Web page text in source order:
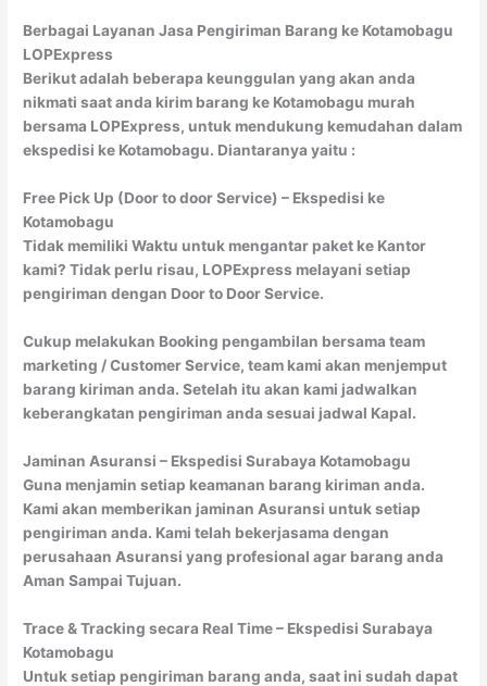
Berbagai Layanan Jasa Pengiriman Barang ke Kotamobagu
LOPExpress
Berikut adalah beberapa keunggulan yang akan anda
nikmati saat anda kirim barang ke Kotamobagu murah
bersama LOPExpress, untuk mendukung kemudahan dalam
ekspedisi ke Kotamobagu. Diantaranya yaitu :
Free Pick Up (Door to door Service) – Ekspedisi ke
Kotamobagu
Tidak memiliki Waktu untuk mengantar paket ke Kantor
kami? Tidak perlu risau, LOPExpress melayani setiap
pengiriman dengan Door to Door Service.
Cukup melakukan Booking pengambilan bersama team
marketing / Customer Service, team kami akan menjemput
barang kiriman anda. Setelah itu akan kami jadwalkan
keberangkatan pengiriman anda sesuai jadwal Kapal.
Jaminan Asuransi – Ekspedisi Surabaya Kotamobagu
Guna menjamin setiap keamanan barang kiriman anda.
Kami akan memberikan jaminan Asuransi untuk setiap
pengiriman anda. Kami telah bekerjasama dengan
perusahaan Asuransi yang profesional agar barang anda
Aman Sampai Tujuan.
Trace & Tracking secara Real Time – Ekspedisi Surabaya
Kotamobagu
Untuk setiap pengiriman barang anda, saat ini sudah dapat